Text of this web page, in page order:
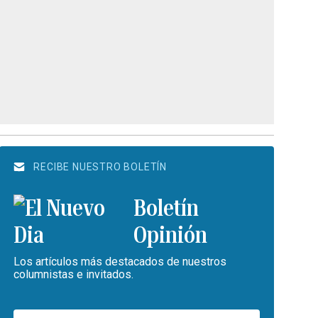
RECIBE NUESTRO BOLETÍN
Boletín
Opinión
Los artículos más destacados de nuestros
columnistas e invitados.